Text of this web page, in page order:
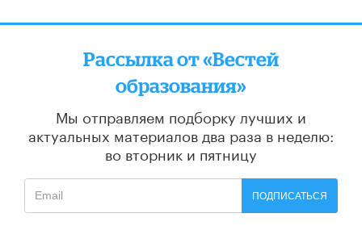
Рассылка от «Вестей
образования»
Мы отправляем подборку лучших и
актуальных материалов два раза в неделю:
во вторник и пятницу
ПОДПИСАТЬСЯ